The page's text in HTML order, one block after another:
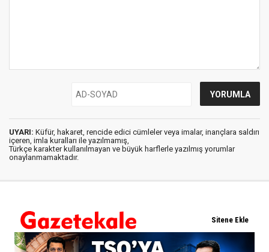
UYARI: Küfür, hakaret, rencide edici cümleler veya imalar, inançlara saldırı
içeren, imla kuralları ile yazılmamış,
Türkçe karakter kullanılmayan ve büyük harflerle yazılmış yorumlar
onaylanmamaktadır.